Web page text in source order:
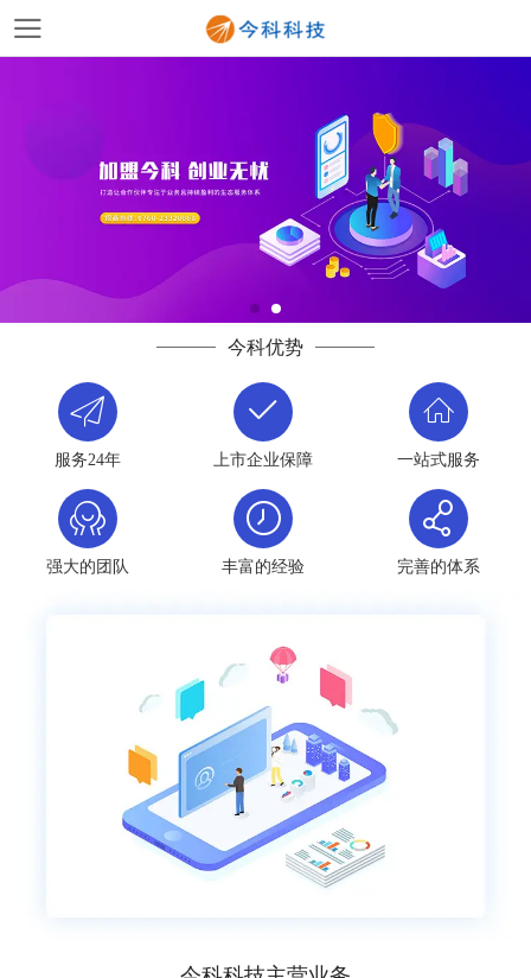
今科优势
服务24年 上市企业保障 一站式服务
强大的团队 丰富的经验 完善的体系